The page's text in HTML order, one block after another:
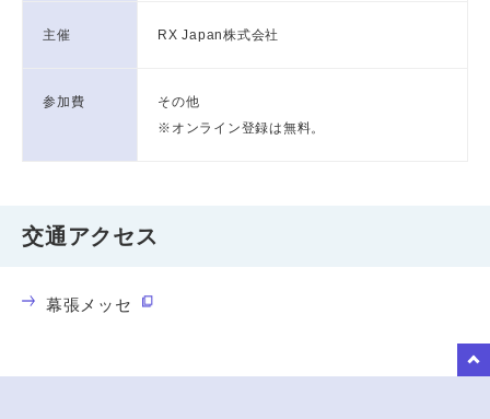
主催 RX Japan株式会社
参加費
その他
※オンライン登録は無料。
交通アクセス
幕張メッセ